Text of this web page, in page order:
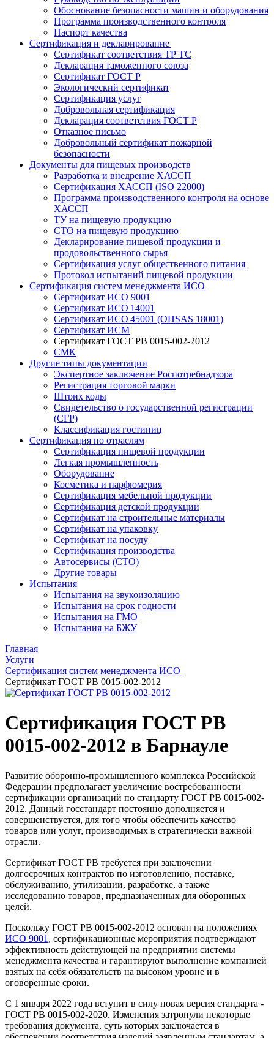
Обоснование безопасности машин и оборудования
Программа производственного контроля
Паспорт качества
Сертификация и декларирование
Сертификат соответствия ТР ТС
Декларация таможенного союза
Сертификат ГОСТ Р
Экологический сертификат
Сертификация услуг
Добровольная сертификация
Декларация соответствия ГОСТ Р
Отказное письмо
Добровольный сертификат пожарной
безопасности
Документы для пищевых производств
Разработка и внедрение ХАССП
Сертификация ХАССП (ISO 22000)
Программа производственного контроля на основе
ХАССП
ТУ на пищевую продукцию
СТО на пищевую продукцию
Декларирование пищевой продукции и
продовольственного сырья
Сертификация услуг общественного питания
Протокол испытаний пищевой продукции
Сертификация систем менеджмента ИСО
Сертификат ИСО 9001
Сертификат ИСО 14001
Сертификат ИСО 45001 (OHSAS 18001)
Сертификат ИСМ
Сертификат ГОСТ РВ 0015-002-2012
СМК
Другие типы документации
Экспертное заключение Роспотребнадзора
Регистрация торговой марки
Штрих коды
Свидетельство о государственной регистрации
(СГР)
Классификация гостиниц
Сертификация по отраслям
Сертификация пищевой продукции
Легкая промышленность
Оборудование
Косметика и парфюмерия
Сертификация мебельной продукции
Сертификация детской продукции
Сертификат на строительные материалы
Сертификат на упаковку
Сертификат на посуду
Сертификация производства
Автосервисы (СТО)
Другие товары
Испытания
Испытания на звукоизоляцию
Испытания на срок годности
Испытания на ГМО
Испытания на БЖУ
Главная
Услуги
Сертификация систем менеджмента ИСО
Сертификат ГОСТ РВ 0015-002-2012
Сертификация ГОСТ РВ
0015-002-2012 в Барнауле
Развитие оборонно-промышленного комплекса Российской
Федерации предполагает увеличение востребованности
сертификации организаций по стандарту ГОСТ РВ 0015-002-
2012. Данный госстандарт постоянно дополняется и
совершенствуется, для того чтобы обеспечить качество
товаров или услуг, производимых в стратегически важной
отрасли.
Сертификат ГОСТ РВ требуется при заключении
долгосрочных контрактов по изготовлению, поставке,
обслуживанию, утилизации, разработке, а также
исследованию товаров, предназначенных для оборонных
целей.
Поскольку ГОСТ РВ 0015-002-2012 основан на положениях
ИСО 9001 , сертификационные мероприятия подтверждают
эффективность действующей на предприятии системы
менеджмента качества и гарантируют выполнение компанией
взятых на себя обязательств на высоком уровне и в
оговоренные сроки.
С 1 января 2022 года вступит в силу новая версия стандарта -
ГОСТ РВ 0015-002-2020. Изменения затронули некоторые
требования документа, суть которых заключается в